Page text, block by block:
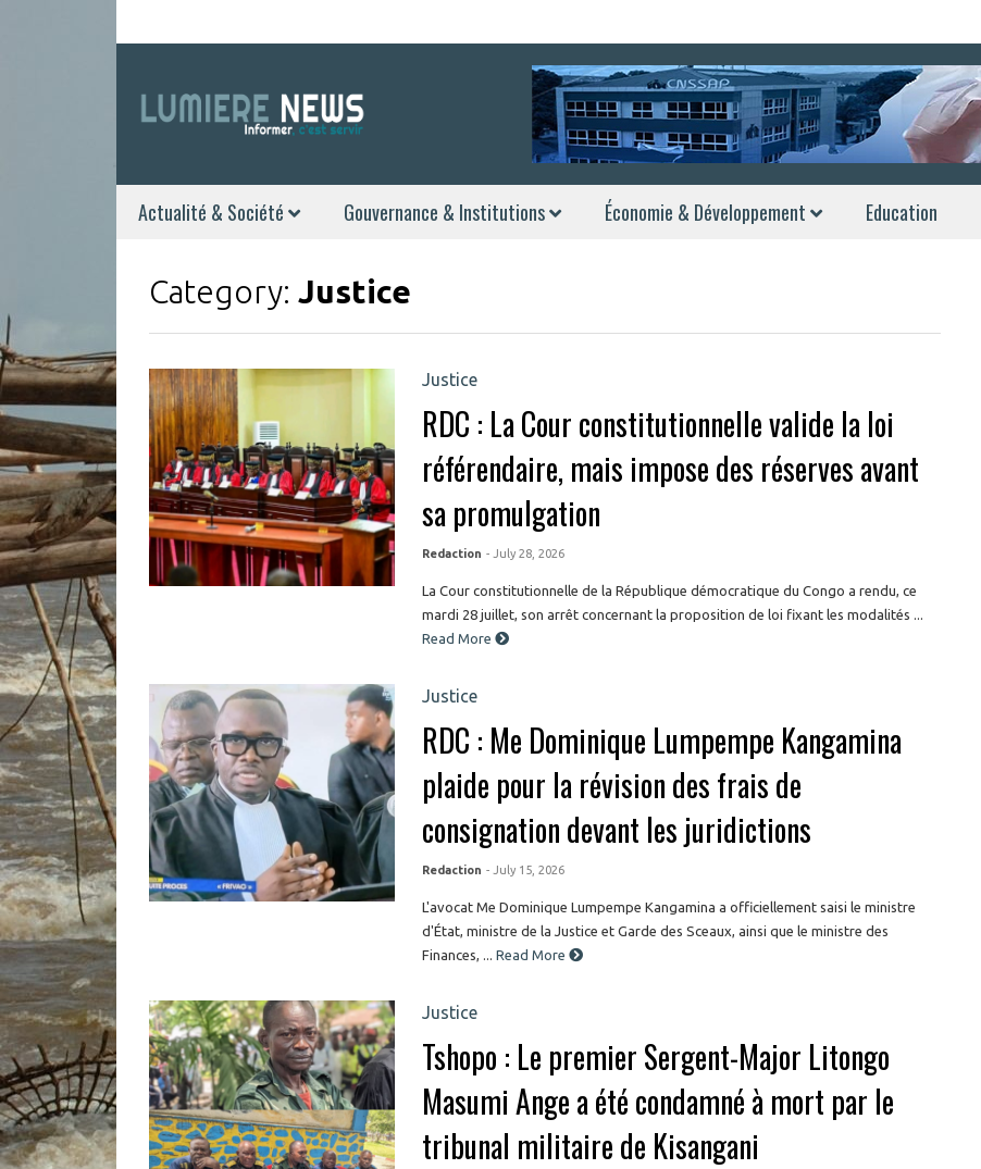
Actualité & Société Gouvernance & Institutions Économie & Développement Education
Category: Justice
Justice
RDC : La Cour constitutionnelle valide la loi
référendaire, mais impose des réserves avant
sa promulgation
Redaction - July 28, 2026
La Cour constitutionnelle de la République démocratique du Congo a rendu, ce
mardi 28 juillet, son arrêt concernant la proposition de loi fixant les modalités ...
Read More
Justice
RDC : Me Dominique Lumpempe Kangamina
plaide pour la révision des frais de
consignation devant les juridictions
Redaction - July 15, 2026
L'avocat Me Dominique Lumpempe Kangamina a officiellement saisi le ministre
d'État, ministre de la Justice et Garde des Sceaux, ainsi que le ministre des
Finances, ...
Read More
Justice
Tshopo : Le premier Sergent-Major Litongo
Masumi Ange a été condamné à mort par le
tribunal militaire de Kisangani